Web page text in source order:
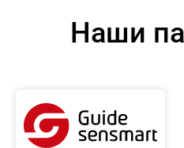
Наши